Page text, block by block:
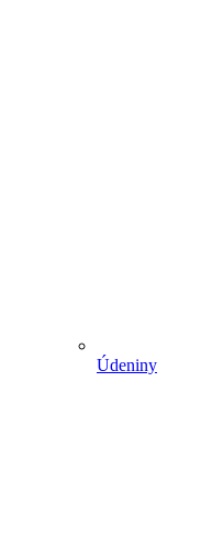
Údeniny